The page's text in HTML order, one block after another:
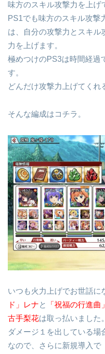
味方のスキル攻撃力を上げ
PS1でも味方のスキル攻撃
は、自分の攻撃力とスキル
力を上げます。
極めつけのPS3は時間経過
す。
どんだけ攻撃力上げてくれ
そんな編成はコチラ。
いつも火力上げでお世話に
ド」レナ と
「祝福の行進曲」
古手梨花は取っ払いました。
ダメージ１を出している場
なので、さらに新規導入で